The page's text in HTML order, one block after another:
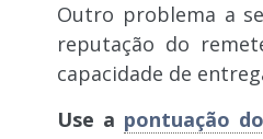
Outro problema a
reputação do
capacidade de
Use a pontuação